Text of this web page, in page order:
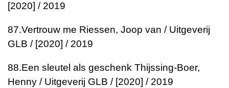
[2020] / 2019
87.Vertrouw me Riessen, Joop van / Uitgeverij
GLB / [2020] / 2019
88.Een sleutel als geschenk Thijssing-Boer,
Henny / Uitgeverij GLB / [2020] / 2019